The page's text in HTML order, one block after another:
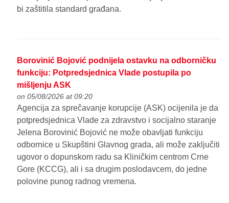
bi zaštitila standard građana.
Borovinić Bojović podnijela ostavku na odborničku
funkciju: Potpredsjednica Vlade postupila po
mišljenju ASK
on 05/08/2026 at 09:20
Agencija za sprečavanje korupcije (ASK) ocijenila je da
potpredsjednica Vlade za zdravstvo i socijalno staranje
Jelena Borovinić Bojović ne može obavljati funkciju
odbornice u Skupštini Glavnog grada, ali može zaključiti
ugovor o dopunskom radu sa Kliničkim centrom Crne
Gore (KCCG), ali i sa drugim poslodavcem, do jedne
polovine punog radnog vremena.